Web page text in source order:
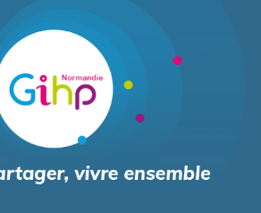
au
contenu
principal